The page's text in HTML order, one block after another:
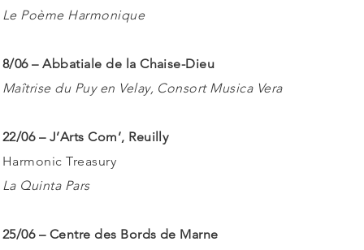
Le Poème Harmonique
8/06 – Abbatiale de la Chaise-Dieu
Maîtrise du Puy en Velay, Consort Musica Vera
22/06 – J’Arts Com’, Reuilly
Harmonic Treasury
La Quinta Pars
25/06 – Centre des Bords de Marne